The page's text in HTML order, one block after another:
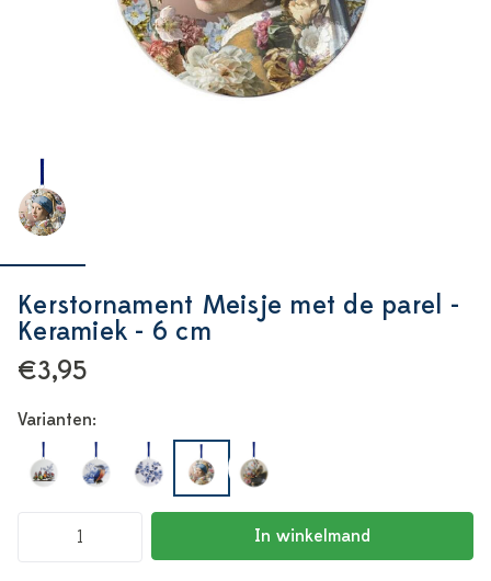
Kerstornament Meisje met de parel -
Keramiek - 6 cm
€3,95
Varianten:
In winkelmand